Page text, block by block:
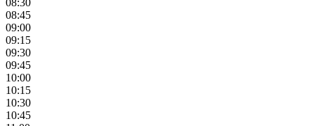
08:30
08:45
09:00
09:15
09:30
09:45
10:00
10:15
10:30
10:45